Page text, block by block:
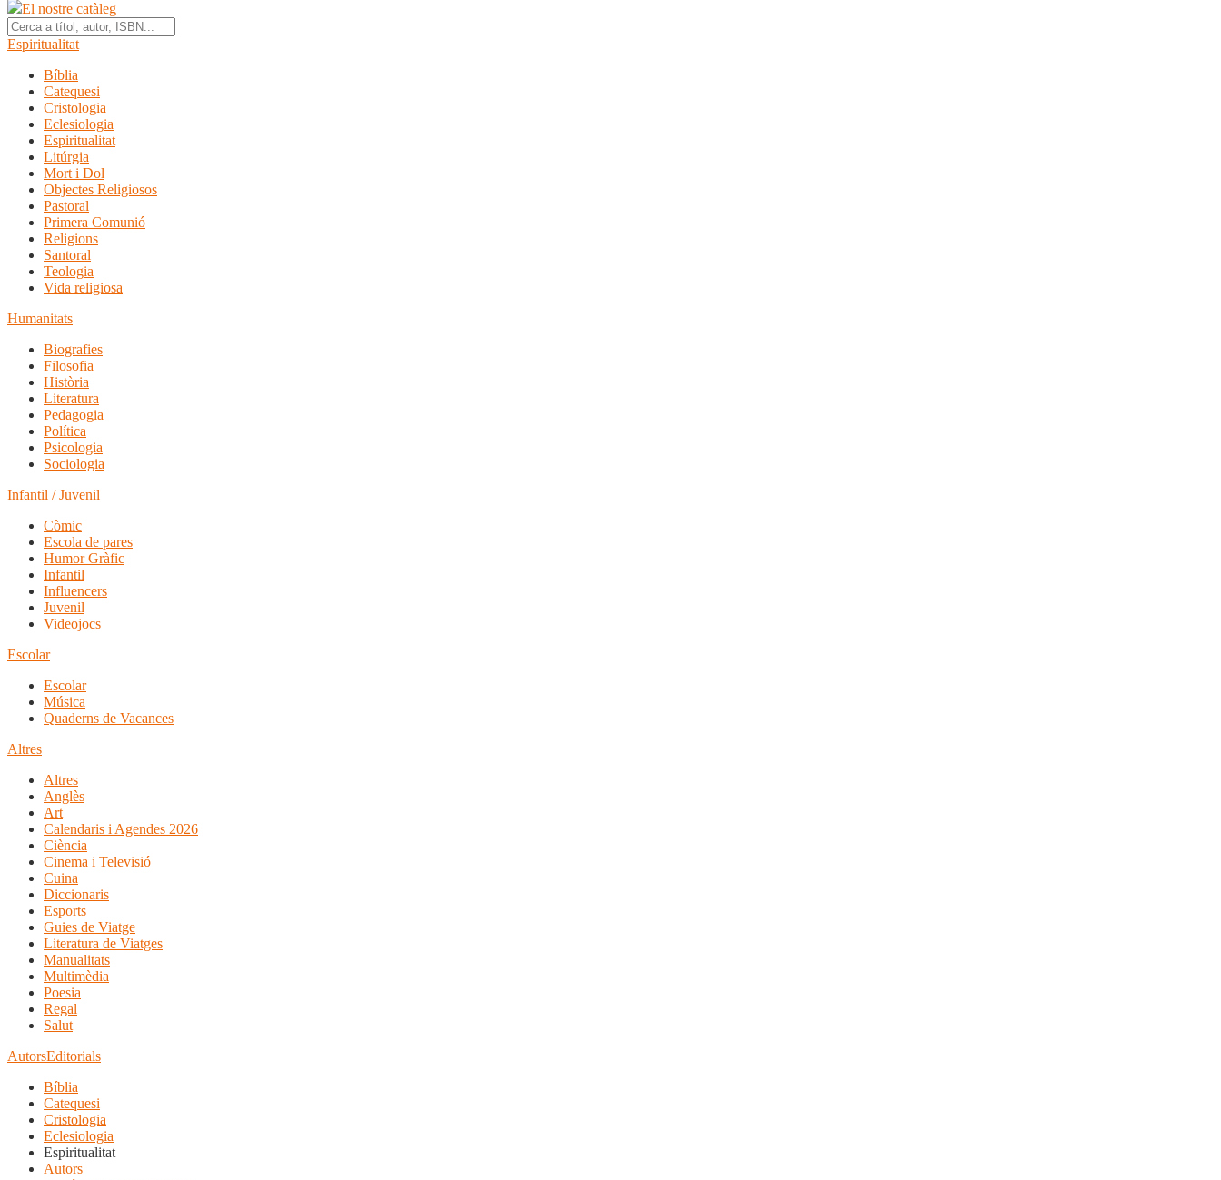
El nostre catàleg
Espiritualitat
Bíblia
Catequesi
Cristologia
Eclesiologia
Espiritualitat
Litúrgia
Mort i Dol
Objectes Religiosos
Pastoral
Primera Comunió
Religions
Santoral
Teologia
Vida religiosa
Humanitats
Biografies
Filosofia
Història
Literatura
Pedagogia
Política
Psicologia
Sociologia
Infantil / Juvenil
Còmic
Escola de pares
Humor Gràfic
Infantil
Influencers
Juvenil
Videojocs
Escolar
Escolar
Música
Quaderns de Vacances
Altres
Altres
Anglès
Art
Calendaris i Agendes 2026
Ciència
Cinema i Televisió
Cuina
Diccionaris
Esports
Guies de Viatge
Literatura de Viatges
Manualitats
Multimèdia
Poesia
Regal
Salut
AutorsEditorials
Bíblia
Catequesi
Cristologia
Eclesiologia
Espiritualitat
Autors